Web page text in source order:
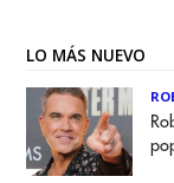
LO MÁS NUEVO